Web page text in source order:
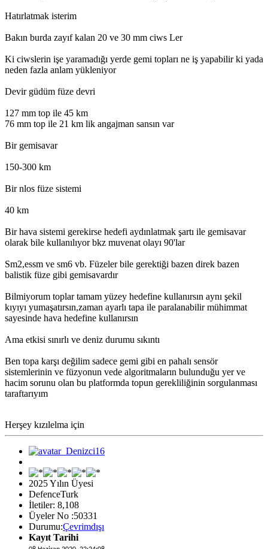
Hatırlatmak isterim
Bakın burda zayıf kalan 20 ve 30 mm ciws Ler
Ki ciwslerin işe yaramadığı yerde gemi topları ne iş yapabilir ki yada
neden fazla anlam yükleniyor
Devir güdüm füze devri
127 mm top ile 45 km
76 mm top ile 21 km lik angajman sansın var
Bir gemisavar
150-300 km
Bir nlos füze sistemi
40 km
Bir hava sistemi gerekirse hedefi aydınlatmak şartı ile gemisavar
olarak bile kullanılıyor bkz muvenat olayı 90'lar
Sm2,essm ve sm6 vb. Füzeler bile gerektiği bazen direk bazen
balistik füze gibi gemisavardır
Bilmiyorum toplar tamam yüzey hedefine kullanırsın aynı şekil
kıyıyı yumaşatırsın,zaman ayarlı tapa ile paralanabilir mühimmat
sayesinde hava hedefine kullanırsın
Ama etkisi sınırlı ve deniz durumu sıkıntı
Ben topa karşı değilim sadece gemi gibi en pahalı sensör
sistemlerinin ve füzyonun vede algoritmaların bulunduğu yer ve
hacim sorunu olan bu platformda topun gerekliliğinin sorgulanması
taraftarıyım
Herşey kızılelma için
2025 Yılın Üyesi
DefenceTurk
İletiler: 8,108
Üyeler No :50331
Durumu:Çevrimdışı
Kayıt Tarihi